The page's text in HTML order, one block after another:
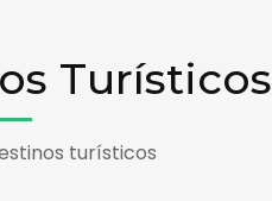
Turísticos
turísticos